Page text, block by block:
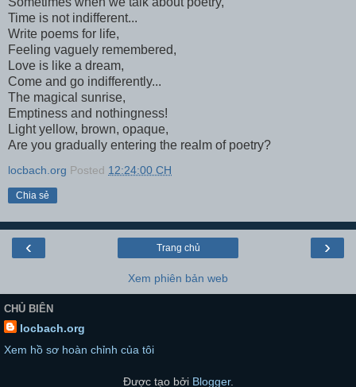
Time is not indifferent...
Write poems for life,
Feeling vaguely remembered,
Love is like a dream,
Come and go indifferently...
The magical sunrise,
Emptiness and nothingness!
Light yellow, brown, opaque,
Are you gradually entering the realm of poetry?
locbach.org Posted 12:24:00 CH
Chia sẻ
‹ ›
Trang chủ
Xem phiên bản web
CHỦ BIÊN
locbach.org
Xem hồ sơ hoàn chỉnh của tôi
Được tạo bởi Blogger.